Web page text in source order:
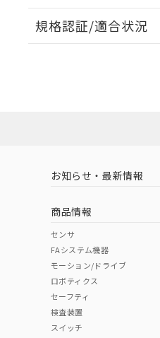
A: 30mm以上、B: 20mm以
検出領域
EU RoHS 注意事項・
中国 RoHS 注意事項・
中国 RoHS表
Pb Hg
規格認証/適合状況
（イギリス
（ノル
お知らせ・最新情報
商品情報
センサ
FAシステム機器
モーション/ドライブ
ロボティクス
セーフティ
検査装置
スイッチ